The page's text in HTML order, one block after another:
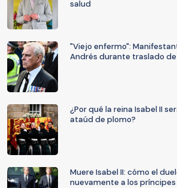
salud
"Viejo enfermo":
Andrés durante traslado de
¿Por qué la reina Isabel II
ataúd de plomo?
Muere Isabel II: cómo el
nuevamente a los